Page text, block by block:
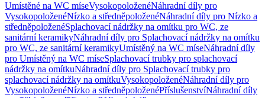
Umístěné na WC míseVysokopoloženéNáhradní díly pro
VysokopoloženéNízko a středněpoloženéNáhradní díly pro Nízko a
středněpoloženéSplachovací nádržky na omítku pro WC, ze
sanitární keramikyNáhradní díly pro Splachovací nádržky na omítku
pro WC, ze sanitární keramikyUmístěný na WC míseNáhradní díly
pro Umístěný na WC míseSplachovací trubky pro splachovací
nádržky na omítkuNáhradní díly pro Splachovací trubky pro
splachovací nádržky na omítkuVysokopoloženéNáhradní díly pro
VysokopoloženéNízko a středněpoloženéPříslušenstvíNáhradní díly